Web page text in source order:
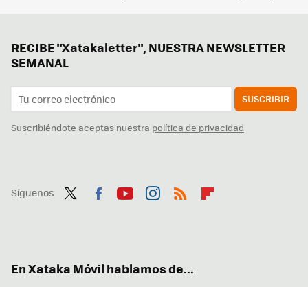
RECIBE "Xatakaletter", NUESTRA NEWSLETTER
SEMANAL
SUSCRIBIR
Suscribiéndote aceptas nuestra política de privacidad
Síguenos
En Xataka Móvil hablamos de...